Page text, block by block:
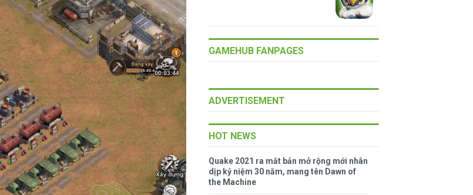
GAMEHUB FANPAGES
ADVERTISEMENT
HOT NEWS
Quake 2021 ra mắt bản mở rộng mới nhân
dịp kỷ niệm 30 năm, mang tên Dawn of
the Machine